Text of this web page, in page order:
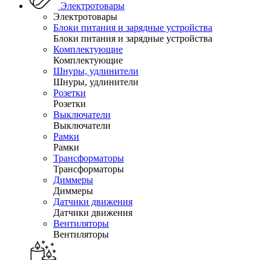
Электротовары
Электротовары
Блоки питания и зарядные устройства
Блоки питания и зарядные устройства
Комплектующие
Комплектующие
Шнуры, удлинители
Шнуры, удлинители
Розетки
Розетки
Выключатели
Выключатели
Рамки
Рамки
Трансформаторы
Трансформаторы
Диммеры
Диммеры
Датчики движения
Датчики движения
Вентиляторы
Вентиляторы